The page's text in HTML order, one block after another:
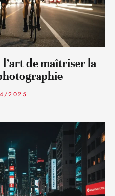
l’art de maîtriser la
2025